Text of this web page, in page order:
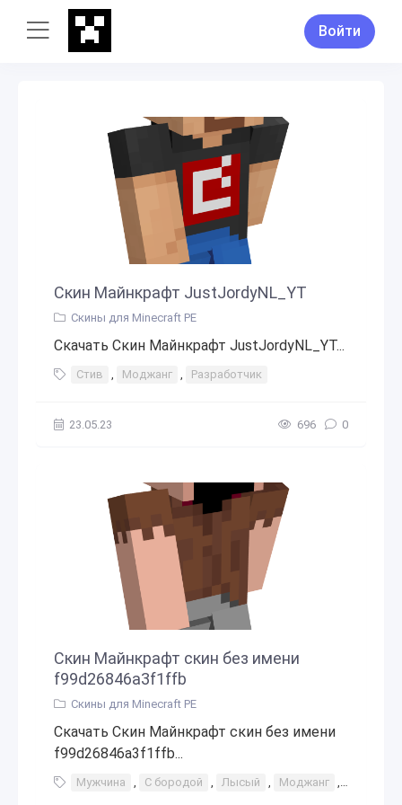
Войти
Скин Майнкрафт JustJordyNL_YT
Скины для Minecraft PE
Скачать Скин Майнкрафт JustJordyNL_YT...
Стив , Моджанг , Разработчик
23.05.23 696 0
Скин Майнкрафт скин без имени
f99d26846a3f1ffb
Скины для Minecraft PE
Скачать Скин Майнкрафт скин без имени
f99d26846a3f1ffb...
Мужчина , С бородой , Лысый , Моджанг ,